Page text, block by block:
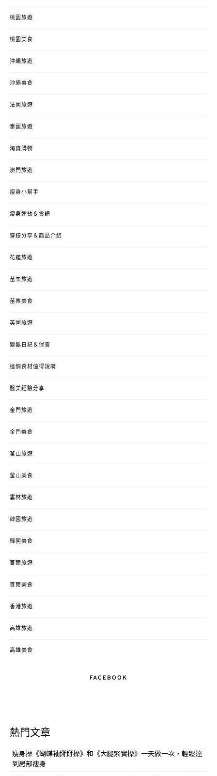
桃園旅遊
桃園美食
沖繩旅遊
沖繩美食
法國旅遊
泰國旅遊
淘寶購物
澳門旅遊
瘦身小幫手
瘦身運動＆食譜
穿搭分享＆商品介紹
花蓮旅遊
苗栗旅遊
苗栗美食
英國旅遊
變髮日記＆保養
這個食材值得說嘴
醫美經驗分享
金門旅遊
金門美食
釜山旅遊
釜山美食
雲林旅遊
韓國旅遊
韓國美食
首爾旅遊
首爾美食
香港旅遊
高雄旅遊
高雄美食
FACEBOOK
熱門文章
瘦身操《蝴蝶袖掰掰操》和《大腿緊實操》一天做一次，輕鬆達
到局部痩身